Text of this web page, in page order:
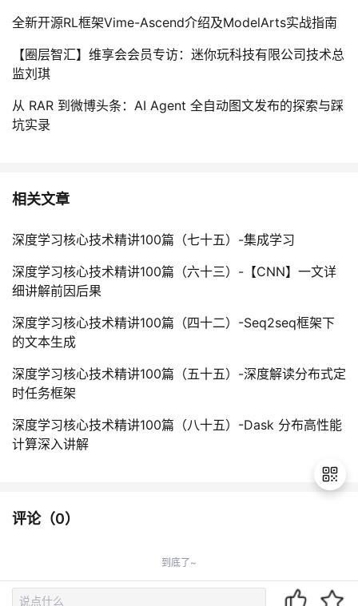
全新开源RL框架Vime-Ascend介绍及ModelArts实战指南
【圈层智汇】维享会会员专访：迷你玩科技有限公司技术总
监刘琪
从 RAR 到微博头条：AI Agent 全自动图文发布的探索与踩
坑实录
相关文章
深度学习核心技术精讲100篇（七十五）-集成学习
深度学习核心技术精讲100篇（六十三）-【CNN】一文详
细讲解前因后果
深度学习核心技术精讲100篇（四十二）-Seq2seq框架下
的文本生成
深度学习核心技术精讲100篇（五十五）-深度解读分布式定
时任务框架
深度学习核心技术精讲100篇（八十五）-Dask 分布高性能
计算深入讲解
评论（0）
到底了~